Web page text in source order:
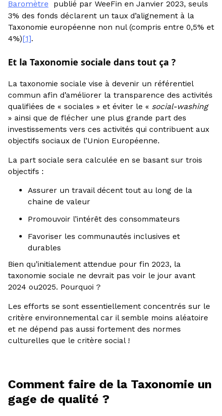
Baromètre publié par WeeFin en Janvier 2023, seuls
3% des fonds déclarent un taux d’alignement à la
Taxonomie européenne non nul (compris entre 0,5% et
4%)[1].
Et la Taxonomie sociale dans tout ça ?
La taxonomie sociale vise à devenir un référentiel
commun afin d’améliorer la transparence des activités
qualifiées de « sociales » et éviter le « social-washing
» ainsi que de flécher une plus grande part des
investissements vers ces activités qui contribuent aux
objectifs sociaux de l’Union Européenne.
La part sociale sera calculée en se basant sur trois
objectifs :
Assurer un travail décent tout au long de la
chaine de valeur
Promouvoir l’intérêt des consommateurs
Favoriser les communautés inclusives et
durables
Bien qu’initialement attendue pour fin 2023, la
taxonomie sociale ne devrait pas voir le jour avant
2024 ou2025. Pourquoi ?
Les efforts se sont essentiellement concentrés sur le
critère environnemental car il semble moins aléatoire
et ne dépend pas aussi fortement des normes
culturelles que le critère social !
Comment faire de la Taxonomie un
gage de qualité ?